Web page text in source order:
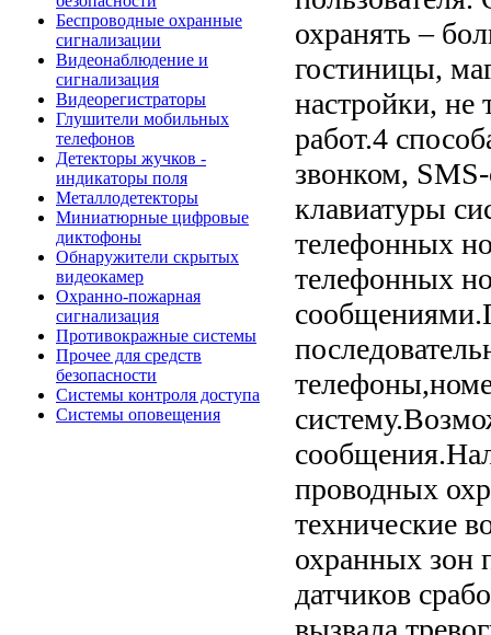
Беспроводные охранные
сигнализации
Видеонаблюдение и
сигнализация
Видеорегистраторы
Глушители мобильных
телефонов
Детекторы жучков -
индикаторы поля
Металлодетекторы
Миниатюрные цифровые
диктофоны
Обнаружители скрытых
видеокамер
Охранно-пожарная
сигнализация
Противокражные системы
Прочее для средств
безопасности
Системы контроля доступа
Системы оповещения
охранять –
гостиницы,
настройки,
работ.4
звонком,
клавиатуры
телефонных
телефонных
проводных
технические
охранных зон
датчиков